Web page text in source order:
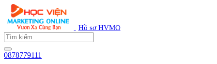
Hồ sơ HVMO
0878779111